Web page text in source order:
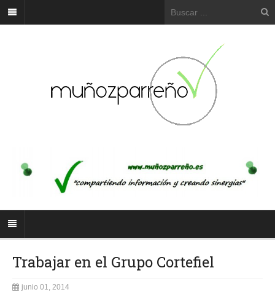
Trabajar en el Grupo Cortefiel
junio 01, 2014